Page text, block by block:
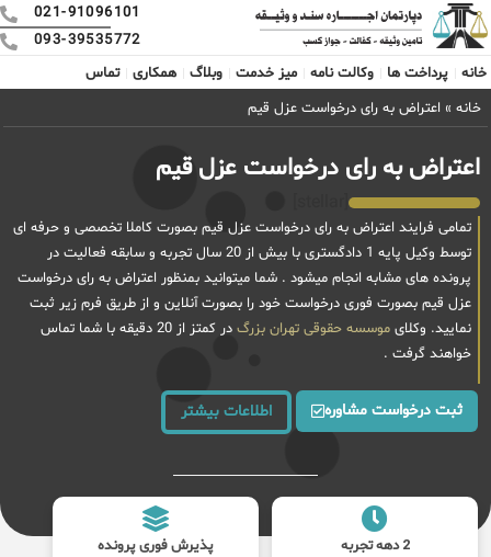
021-91096101
093-39535772
خانه
پرداخت ها وکالت نامه میز خدمت وبلاگ همکاری
تماس
خانه » اعتراض به رای درخواست عزل قیم
اعتراض به رای درخواست عزل قیم
تمامی فرایند اعتراض به رای درخواست عزل قیم بصورت کاملا تخصصی و حرفه ای
توسط وکیل پایه 1 دادگستری با بیش از 20 سال تجربه و سابقه فعالیت در
پرونده های مشابه انجام میشود . شما میتوانید بمنظور اعتراض به رای درخواست
عزل قیم بصورت فوری درخواست خود را بصورت آنلاین و از طریق فرم زیر ثبت
نمایید. وکلای موسسه حقوقی تهران بزرگ
در کمتز از 20 دقیقه با شما تماس
خواهند گرفت .
ثبت درخواست مشاوره اطلاعات بیشتر
2 دهه تجربه پذیرش فوری پرونده